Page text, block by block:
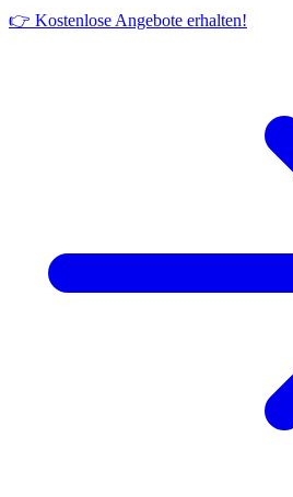
👉 Kostenlose Angebote erhalten!